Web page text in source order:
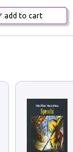
add to cart